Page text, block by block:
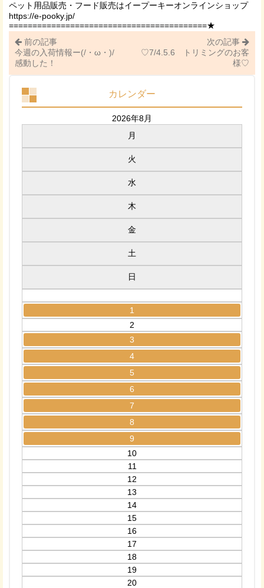
ペット用品販売・フード販売はイープーキーオンラインショップ
https://e-pooky.jp/
==========================================★
前の記事
今週の入荷情報ー(/・ω・)/
感動した！
次の記事
♡7/4.5.6 トリミングのお客
様♡
カレンダー
2026年8月
月
火
水
木
金
土
日
1
2
3
4
5
6
7
8
9
10
11
12
13
14
15
16
17
18
19
20